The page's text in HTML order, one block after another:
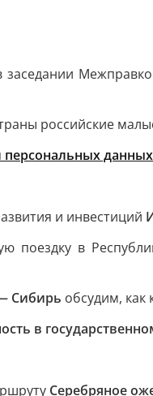
российские
персональных
и инвестиций
поездку в
Сибирь обсудим, как
в
Серебряное